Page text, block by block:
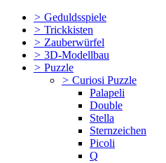
> Geduldsspiele
> Trickkisten
> Zauberwürfel
> 3D-Modellbau
> Puzzle
> Curiosi Puzzle
Palapeli
Double
Stella
Sternzeichen
Picoli
Q